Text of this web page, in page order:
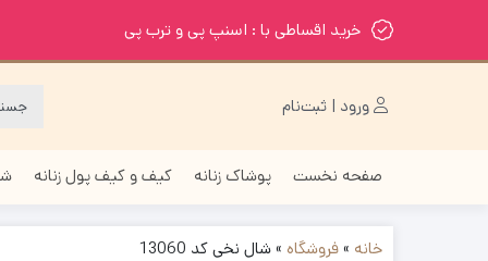
خرید اقساطی با : اسنپ پی و ترب پی
ورود | ثبت‌نام
صفحه نخست پوشاک زنانه کیف و کیف پول زنانه
خانه »فروشگاه »شال نخی کد 13060